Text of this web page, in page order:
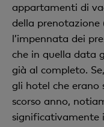
appartamenti di
della prenotazione
l’impennata dei
che in quella data
già al completo.
gli hotel che erano
scorso anno,
significativamente